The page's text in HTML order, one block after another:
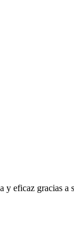
y eficaz gracias a